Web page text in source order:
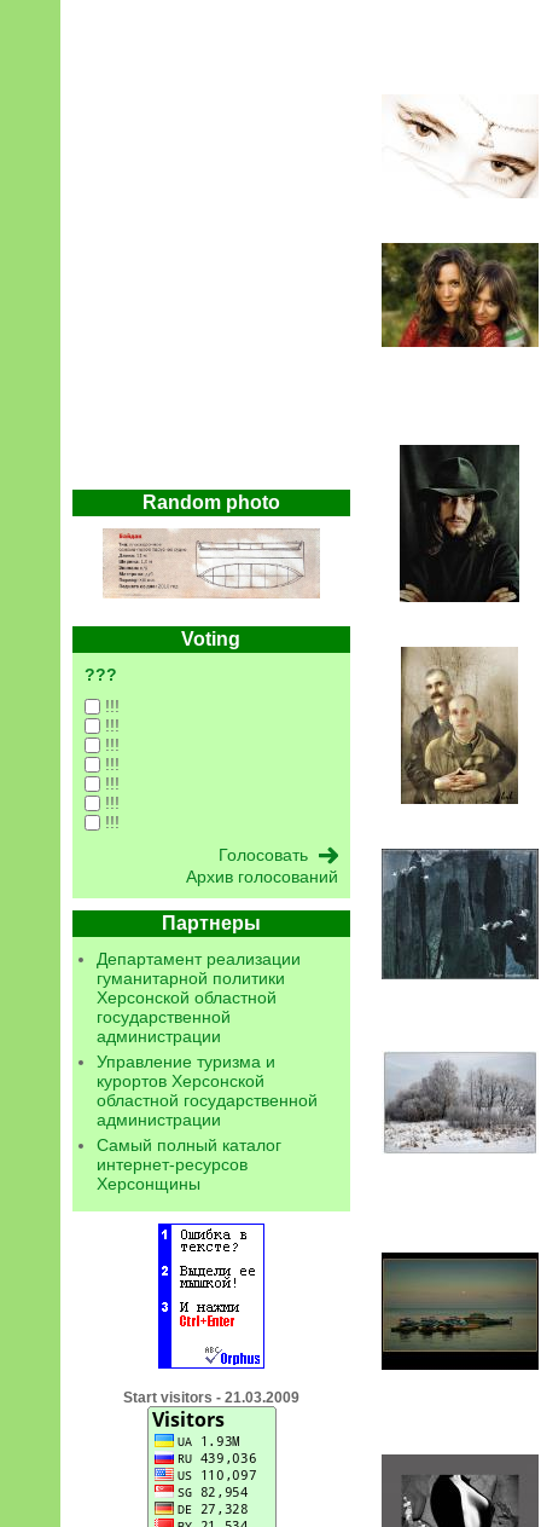
Random photo
Voting
???
!!!
!!!
!!!
!!!
!!!
!!!
!!!
Архив голосований
Партнеры
Департамент реализации
гуманитарной политики
Херсонской областной
государственной
администрации
Управление туризма и
курортов Херсонской
областной государственной
администрации
Самый полный каталог
интернет-ресурсов
Херсонщины
Start visitors - 21.03.2009